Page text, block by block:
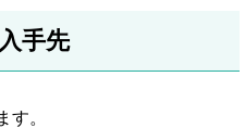
手先
す。